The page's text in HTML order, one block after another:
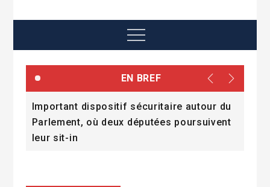
Menu
EN BREF
Important dispositif sécuritaire autour du
Parlement, où deux députées poursuivent
leur sit-in